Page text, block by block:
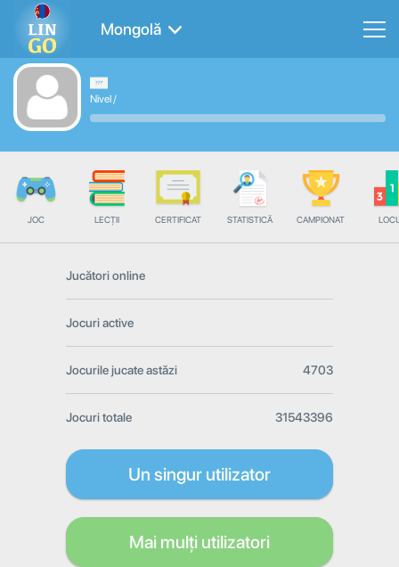
Mongolă
Nivel/
JOC LECȚII CERTIFICAT STATISTICĂ CAMPIONAT
Jucători online
Jocuri active
Jocurile jucate astăzi 4703
Jocuri totale 31543396
Un singur utilizator
Mai mulți utilizatori